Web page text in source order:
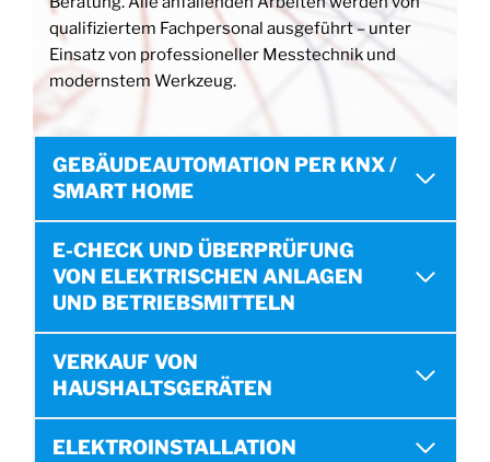
qualifiziertem Fachpersonal ausgeführt – unter
Einsatz von professioneller Messtechnik und
modernstem Werkzeug.
GEBÄUDEAUTOMATION PER KNX /
SMART HOME
E-CHECK UND ÜBERPRÜFUNG
VON ELEKTRISCHEN ANLAGEN
UND BETRIEBSMITTELN
VERKAUF VON
HAUSHALTSGERÄTEN
ELEKTROINSTALLATION